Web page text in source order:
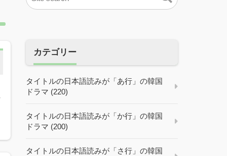
カテゴリー
タイトルの日本語読みが「あ行」の韓国
ドラマ (220)
タイトルの日本語読みが「か行」の韓国
ドラマ (200)
タイトルの日本語読みが「さ行」の韓国